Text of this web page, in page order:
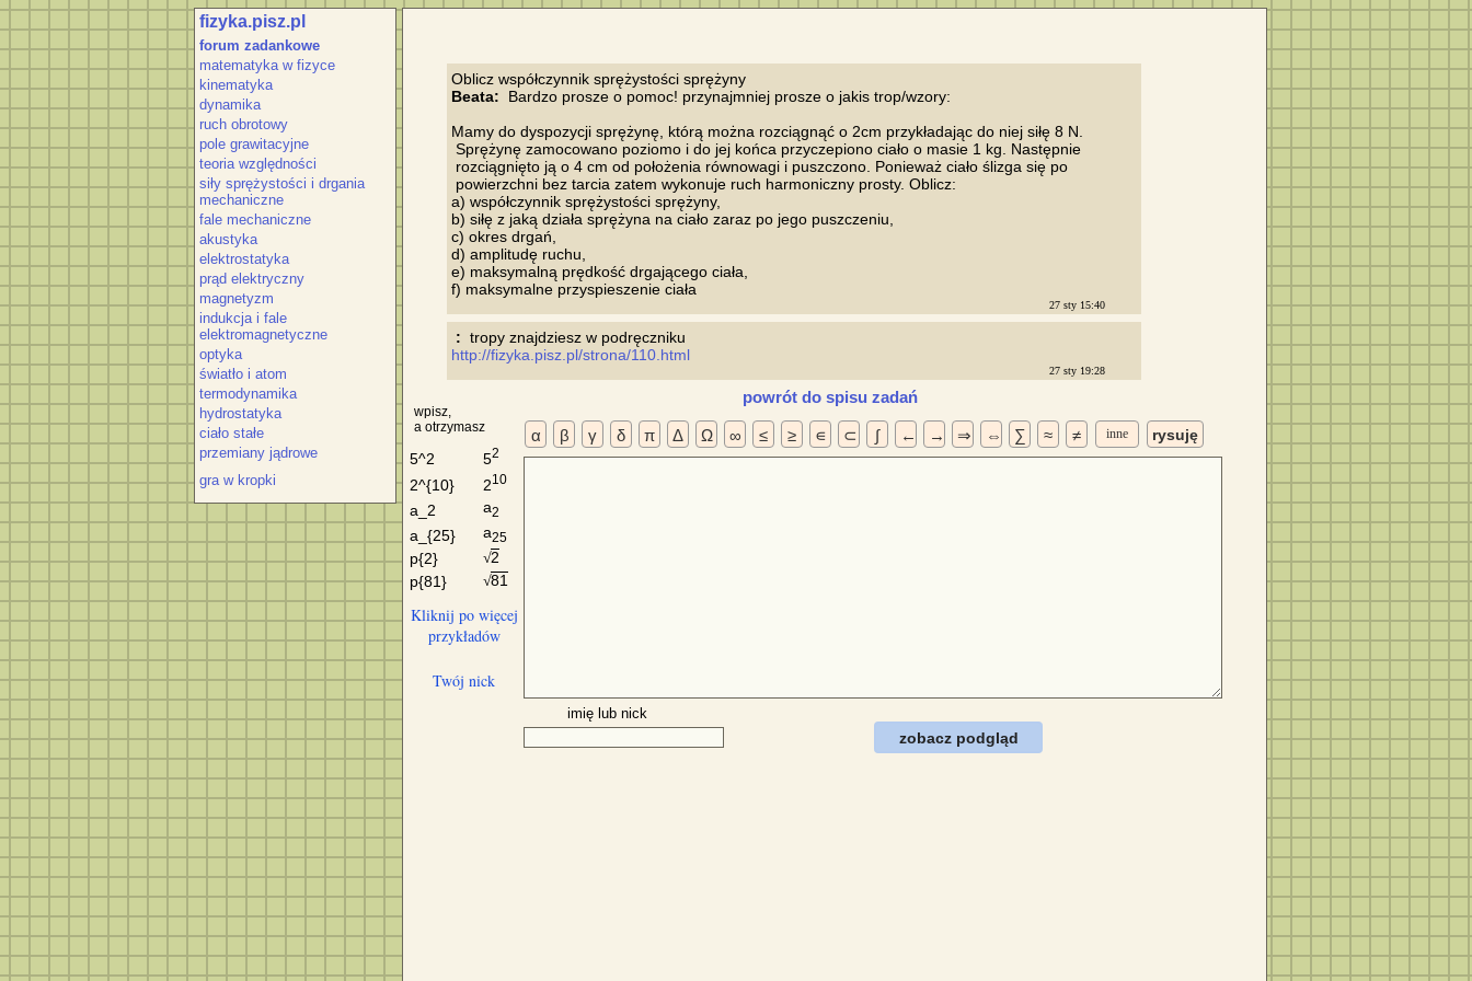
fizyka.pisz.pl
forum zadankowe
matematyka w fizyce
kinematyka
dynamika
ruch obrotowy
pole grawitacyjne
teoria względności
siły sprężystości i drgania
mechaniczne
fale mechaniczne
akustyka
elektrostatyka
prąd elektryczny
magnetyzm
indukcja i fale
elektromagnetyczne
optyka
światło i atom
termodynamika
hydrostatyka
ciało stałe
przemiany jądrowe
gra w kropki
Beata:
  Bardzo prosze o pomoc! przynajmniej prosze o jakis trop/wzory:
Mamy do dyspozycji sprężynę, którą można rozciągnąć o 2cm przykładając do niej siłę 8 N.
Sprężynę zamocowano poziomo i do jej końca przyczepiono ciało o masie 1 kg. Następnie
rozciągnięto ją o 4 cm od położenia równowagi i puszczono. Ponieważ ciało ślizga się po
powierzchni bez tarcia zatem wykonuje ruch harmoniczny prosty. Oblicz:
a) współczynnik sprężystości sprężyny,
b) siłę z jaką działa sprężyna na ciało zaraz po jego puszczeniu,
c) okres drgań,
d) amplitudę ruchu,
e) maksymalną prędkość drgającego ciała,
27 sty 15:40
:
http://fizyka.pisz.pl/strona/110.html
27 sty 19:28
powrót do spisu zadań
α β γ δ π Δ Ω ∞ ≤ ≥ ∊ ⊂ ∫ ← → ⇒ ⇔ ∑ ≈ ≠ inne rysuję
imię lub nick
zobacz podgląd
wpisz,
a otrzymasz
5^2 52
2^{10} 210
a_2 a2
a_{25} a25
p{2} √2
p{81}
√81
Kliknij po więcej
przykładów
Twój nick